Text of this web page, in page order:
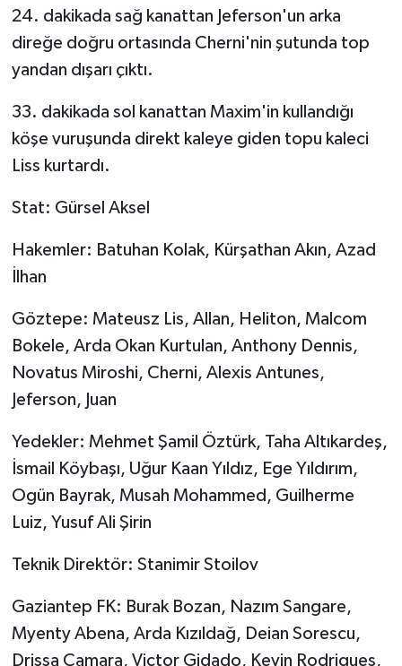
24. dakikada sağ kanattan Jeferson'un arka
direğe doğru ortasında Cherni'nin şutunda top
yandan dışarı çıktı.
33. dakikada sol kanattan Maxim'in kullandığı
köşe vuruşunda direkt kaleye giden topu kaleci
Liss kurtardı.
Stat: Gürsel Aksel
Hakemler: Batuhan Kolak, Kürşathan Akın, Azad
İlhan
Göztepe: Mateusz Lis, Allan, Heliton, Malcom
Bokele, Arda Okan Kurtulan, Anthony Dennis,
Novatus Miroshi, Cherni, Alexis Antunes,
Jeferson, Juan
Yedekler: Mehmet Şamil Öztürk, Taha Altıkardeş,
İsmail Köybaşı, Uğur Kaan Yıldız, Ege Yıldırım,
Ogün Bayrak, Musah Mohammed, Guilherme
Luiz, Yusuf Ali Şirin
Teknik Direktör: Stanimir Stoilov
Gaziantep FK: Burak Bozan, Nazım Sangare,
Myenty Abena, Arda Kızıldağ, Deian Sorescu,
Drissa Camara, Victor Gidado, Kevin Rodrigues,
KÜLTÜR SANAT
MAGAZİN
Otomobil
POLİTİKA
Sağlık
SİYASET
TEKNOLOJİ
Turizm
ÜLKE GÜNDEMİ
YAŞAM
YEREL
Yerel Haberler